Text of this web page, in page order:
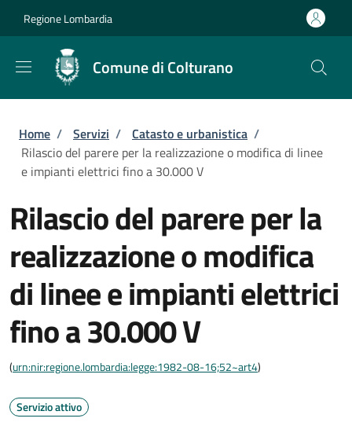
Regione Lombardia
Comune di Colturano
Briciole di pane
Home / Servizi / Catasto e urbanistica /
Rilascio del parere per la realizzazione o modifica di linee
e impianti elettrici fino a 30.000 V
Rilascio del parere per la
realizzazione o modifica
di linee e impianti elettrici
fino a 30.000 V
(urn:nir:regione.lombardia:legge:1982-08-16;52~art4)
Servizio attivo